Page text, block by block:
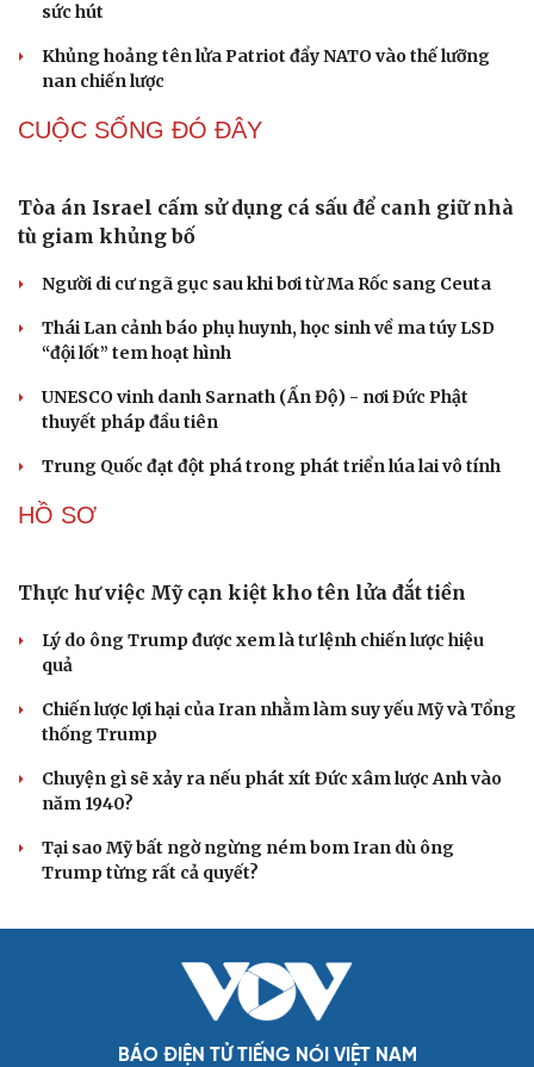
sức hút
Khủng hoảng tên lửa Patriot đẩy NATO vào thế lưỡng
nan chiến lược
CUỘC SỐNG ĐÓ ĐÂY
Tòa án Israel cấm sử dụng cá sấu để canh giữ nhà
tù giam khủng bố
Người di cư ngã gục sau khi bơi từ Ma Rốc sang Ceuta
Thái Lan cảnh báo phụ huynh, học sinh về ma túy LSD
“đội lốt” tem hoạt hình
UNESCO vinh danh Sarnath (Ấn Độ) - nơi Đức Phật
thuyết pháp đầu tiên
Trung Quốc đạt đột phá trong phát triển lúa lai vô tính
HỒ SƠ
Thực hư việc Mỹ cạn kiệt kho tên lửa đắt tiền
Lý do ông Trump được xem là tư lệnh chiến lược hiệu
quả
Chiến lược lợi hại của Iran nhằm làm suy yếu Mỹ và Tổng
thống Trump
Chuyện gì sẽ xảy ra nếu phát xít Đức xâm lược Anh vào
năm 1940?
Tại sao Mỹ bất ngờ ngừng ném bom Iran dù ông
Trump từng rất cả quyết?
BÁO ĐIỆN TỬ TIẾNG NÓI VIỆT NAM